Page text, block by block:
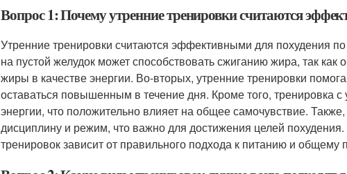
Вопрос 1: Почему утренние тренировки считаются
Утренние тренировки считаются эффективными для похудения
на пустой желудок может способствовать сжиганию жира, так
жиры в качестве энергии. Во-вторых, утренние тренировки
оставаться повышенным в течение дня. Кроме того, тренировка
энергии, что положительно влияет на общее самочувствие.
дисциплину и режим, что важно для достижения целей
тренировок зависит от правильного подхода к питанию и